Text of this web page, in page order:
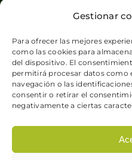
Gestionar
Para ofrecer las mejores
como las cookies para
del dispositivo. El
permitirá procesar datos
navegación o las
consentir o retirar el
negativamente a ciertas
Viernes 8:00–14:30 /
Domingo Cerrado
© Copyright 2026
Política de privacidad-